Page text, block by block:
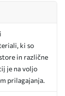
ki so
in različne
je na voljo
prilagajanja.